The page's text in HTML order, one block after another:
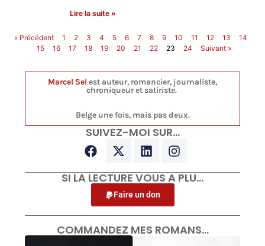
Lire la suite »
« Précédent 1 2 3 4 5 6 7 8 9 10 11 12 13
14
15
16 17 18 19 20 21 22 23 24 Suivant »
Marcel Sel est auteur, romancier, journaliste,
chroniqueur et satiriste.
Belge une fois, mais pas deux.
SUIVEZ-MOI SUR…
SI LA LECTURE VOUS A PLU…
Faire un don
COMMANDEZ MES ROMANS…